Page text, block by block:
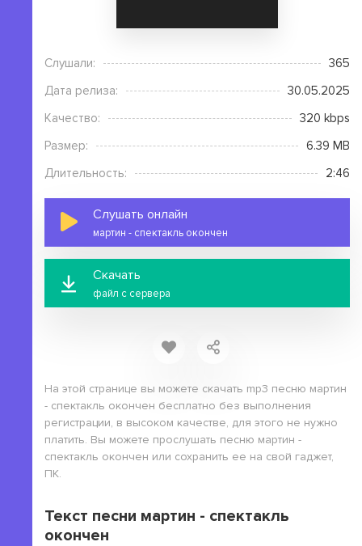
Слушали:
365
Дата релиза:
30.05.2025
Качество:
320 kbps
Размер:
6.39 MB
Длительность:
2:46
Слушать онлайн
мартин - спектакль окончен
Скачать
файл с сервера
На этой странице вы можете скачать mp3 песню мартин
- спектакль окончен бесплатно без выполнения
регистрации, в высоком качестве, для этого не нужно
платить. Вы можете прослушать песню мартин -
спектакль окончен или сохранить ее на свой гаджет,
ПК.
Текст песни мартин - спектакль
окончен